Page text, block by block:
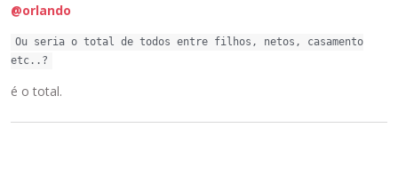
@orlando
Ou seria o total de todos entre filhos, netos, casamento
etc..?
é o total.